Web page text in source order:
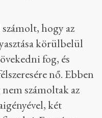
hogy az
körülbelül
fog, és
nő. Ebben
számoltak az
két